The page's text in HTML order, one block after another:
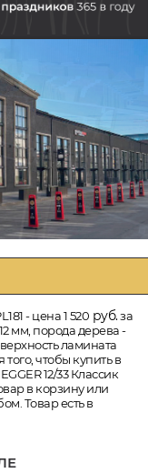
- цена 1 520 руб.за
мм, порода дерева -
ламината
чтобы купить в
12/33 Классик
в корзину или
Товар есть в